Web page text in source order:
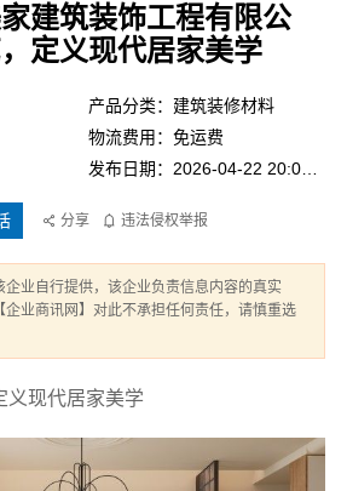
建筑装饰工程有限公
定义现代居家美学
产品分类：建筑装修材料
物流费用：免运费
分享 违法侵权举报
业自行提供，该企业负责信息内容的真实
业商讯网】对此不承担任何责任，请慎重选
义现代居家美学